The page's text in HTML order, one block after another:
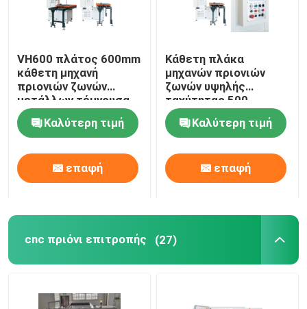
VH600 πλάτος 600mm
κάθετη μηχανή
πριονιών ζωνών
μετάλλων τέμνουσα
για το αλουμίνιο
Καλύτερη τιμή
επαφή
Κάθετη πλάκα
μηχανών πριονιών
ζωνών υψηλής
ταχύτητας 500-
2000m/Min CNC που
κόβει VH600
Καλύτερη τιμή
επαφή
cnc πριόνι επιτροπής (27)